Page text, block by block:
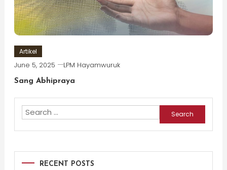
Artikel
June 5, 2025 LPM Hayamwuruk
Sang Abhipraya
Search
for:
RECENT POSTS